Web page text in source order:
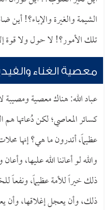
الشيمة والغيرة والإباء؟!
تلك الأمور؟! لا حول ولا قوة
معصية الغناء
عباد الله: هناك معصية
كسائر المعاصي؛ لكن دُعاتها هم
عظيماً، أتدرون ما هي؟ إنها
والله لو أعاننا الله عليها،
ذلك خيراً للأمة عظيماً، ونفعاً
ذلك، وأن يعجل إغلاقها، وأن